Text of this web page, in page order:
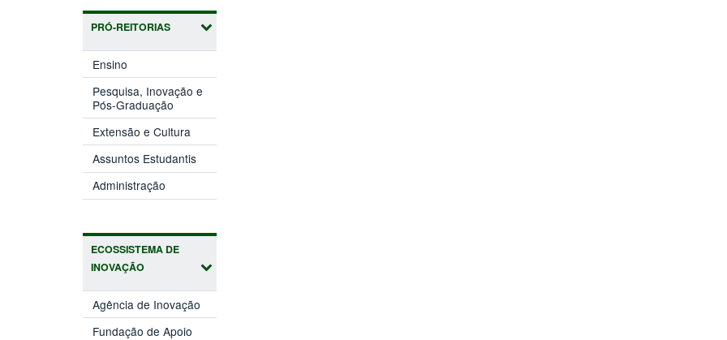
PRÓ-REITORIAS
Ensino
em
nova
janela)
Pesquisa, Inovação e
Pós-Graduação (abre
em
nova
janela)
Extensão e Cultura
em
nova
janela)
Assuntos Estudantis(abre
em
janela)
Administração
em
ECOSSISTEMA DE
INOVAÇÃO
Agência de Inovação
em
Fundação de Apoio